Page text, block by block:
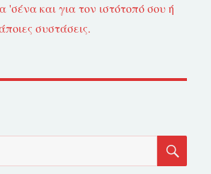
'σένα και για τον ιστότοπό σου ή
συστάσεις.